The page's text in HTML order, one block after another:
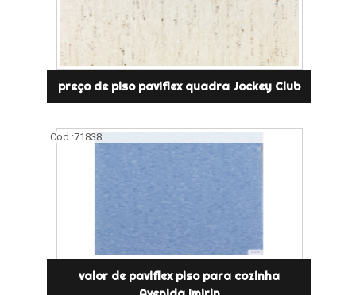
preço de piso paviflex quadra Jockey Club
Cod.:71838
valor de paviflex piso para cozinha